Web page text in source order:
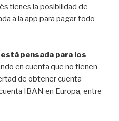
tienes la posibilidad de
a la app para pagar todo
pensada para los
en cuenta que no tienen
de obtener cuenta
IBAN en Europa, entre